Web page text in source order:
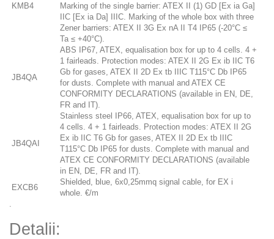
KMB4
Marking of the single barrier: ATEX II (1) GD [Ex ia Ga]
IIC [Ex ia Da] IIIC. Marking of the whole box with three
Zener barriers: ATEX II 3G Ex nA II T4 IP65 (-20°C ≤
Ta ≤ +40°C).
JB4QA
ABS IP67, ATEX, equalisation box for up to 4 cells. 4 +
1 fairleads. Protection modes: ATEX II 2G Ex ib IIC T6
Gb for gases, ATEX II 2D Ex tb IIIC T115°C Db IP65
for dusts. Complete with manual and ATEX CE
CONFORMITY DECLARATIONS (available in EN, DE,
FR and IT).
JB4QAI
Stainless steel IP66, ATEX, equalisation box for up to
4 cells. 4 + 1 fairleads. Protection modes: ATEX II 2G
Ex ib IIC T6 Gb for gases, ATEX II 2D Ex tb IIIC
T115°C Db IP65 for dusts. Complete with manual and
ATEX CE CONFORMITY DECLARATIONS (available
in EN, DE, FR and IT).
EXCB6
Shielded, blue, 6x0,25mmq signal cable, for EX i
whole. €/m
Detalii: